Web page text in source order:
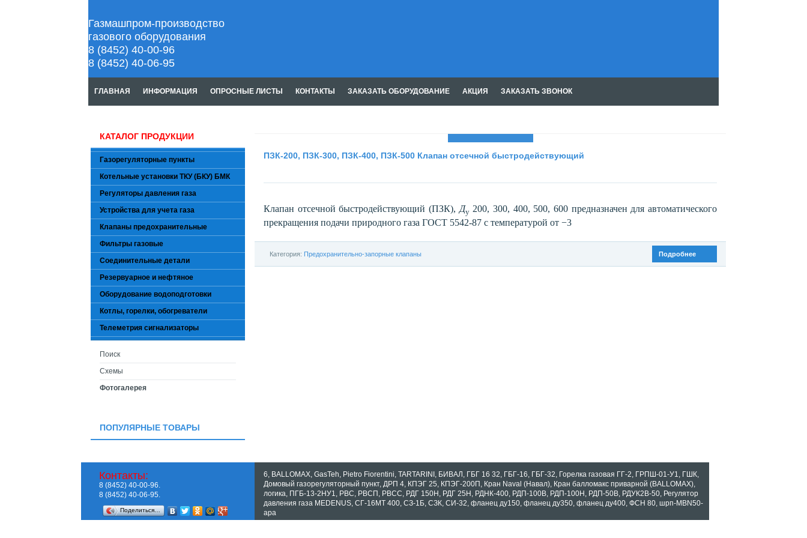
Газмашпром-производство
газового оборудования
8 (8452) 40-00-96
8 (8452) 40-06-95
ГЛАВНАЯ ИНФОРМАЦИЯ ОПРОСНЫЕ ЛИСТЫ КОНТАКТЫ ЗАКАЗАТЬ ОБОРУДОВАНИЕ АКЦИЯ
ЗАКАЗАТЬ ЗВОНОК
ПЗК-200, ПЗК-300, ПЗК-400, ПЗК-500 Клапан отсечной быстродействующий
Клапан отсечной быстродействующий (ПЗК), Ду200, 300, 400, 500, 600 предназначен для автоматического
прекращения подачи природного газа ГОСТ 5542-87 с температурой от −3
Подробнее
Категория: Предохранительно-запорные клапаны
КАТАЛОГ ПРОДУКЦИИ
Газорегуляторные пункты
Котельные установки ТКУ (БКУ) БМК
Регуляторы давления газа
Устройства для учета газа
Клапаны предохранительные
Фильтры газовые
Соединительные детали
Резервуарное и нефтяное
Оборудование водоподготовки
Котлы, горелки, обогреватели
Телеметрия сигнализаторы
Поиск
Схемы
Фотогалерея
ПОПУЛЯРНЫЕ ТОВАРЫ
6, BALLOMAX, GasTeh, Pietro Fiorentini, TARTARINI , БИВАЛ , ГБГ 16 32, ГБГ-16, ГБГ-32, Горелка газовая ГГ-2, ГРПШ-01-У1, ГШК,
Домовый газорегуляторный пункт, ДРП 4, КПЭГ 25, КПЭГ-200П , Кран Naval (Навал), Кран балломакс приварной (BALLOMAX),
логика, ПГБ-13-2НУ1, РВС, РВСП , РВСС, РДГ 150Н , РДГ 25Н , РДНК-400, РДП-100В, РДП-100Н , РДП-50В, РДУК2В-50, Регулятор
давления газа MEDENUS, СГ-16МТ 400, СЗ-1Б, СЗК, СИ-32, фланец ду150, фланец ду350, фланец ду400, ФСН 80, шрп-MBN50-
apa
Контакты:
8 (8452) 40-00-96.
8 (8452) 40-06-95.
Поделиться…